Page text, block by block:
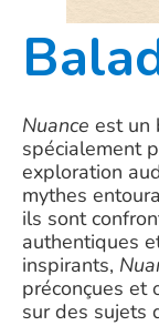
Nuance est un
spécialement
exploration
mythes
ils sont
authentiques
inspirants,
préconçues et
sur des sujets